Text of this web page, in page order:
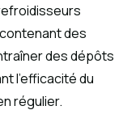
des
des dépôts
l’efficacité du
régulier.